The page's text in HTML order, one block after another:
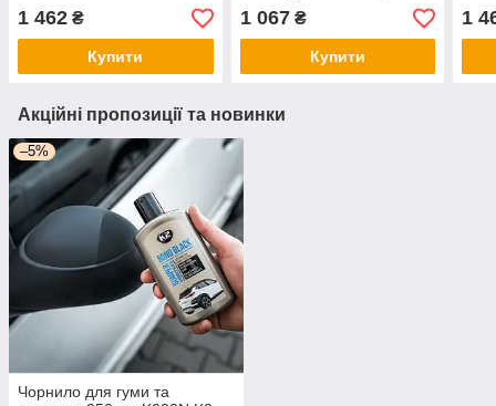
1 462 ₴
Купити
1 067₴
Купити
1
Акційні пропозиції та новинки
–5%
Чорнило для гуми та